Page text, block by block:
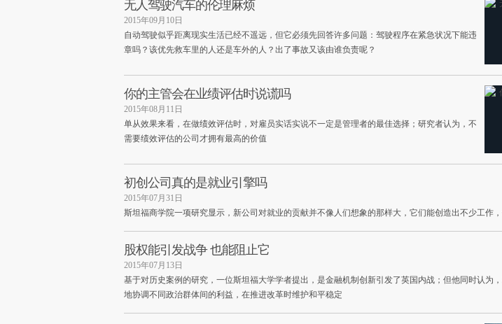
无人驾驶汽车的伦理麻烦
2015年09月10日
自动驾驶似乎距离现实生活已经不遥远，但它必须先回答许多问题：驾驶程序在紧急状况下能违
章吗？该优先救车里的人还是车外的人？出了事故又该由谁负责呢？
你的主管会在业绩评估时说谎吗
2015年08月11日
单从效果来看，在做绩效评估时，对雇员实话实说不一定是管理者的最佳选择；研究者认为，不
需要绩效评估的公司才拥有最高的价值
初创公司真的是就业引擎吗
2015年07月31日
斯坦福商学院一项研究显示，新公司对就业的贡献并不像人们想象的那样大，它们能创造出不少工作
股权能引发战争 也能阻止它
2015年07月13日
基于对历史案例的研究，一位斯坦福大学学者提出，是金融机制创新引发了英国内战；但他同时认为
地协调不同政治群体间的利益，在推进改革时维护和平稳定